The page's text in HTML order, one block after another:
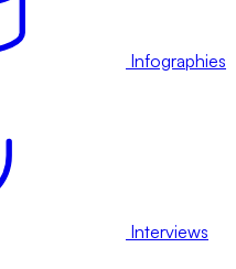
Infographies
Interviews